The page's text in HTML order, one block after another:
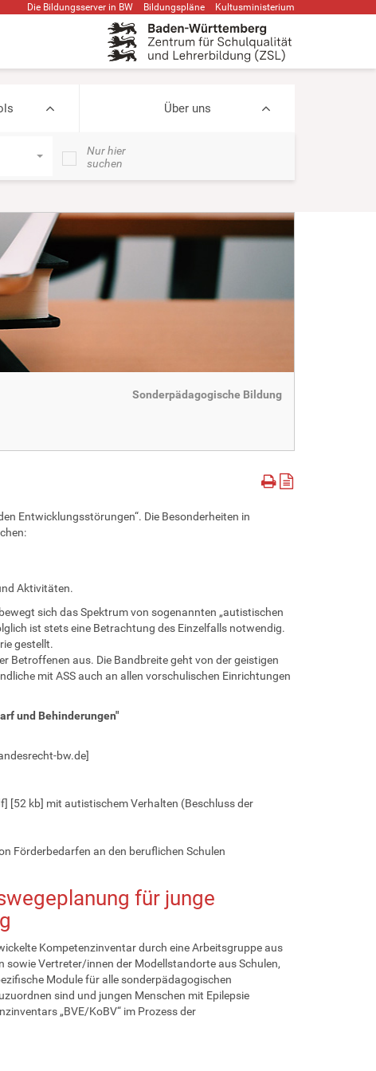
Die Bildungsserver in BW Bildungspläne Kultusministerium
Über uns
Nur hier
suchen
Sonderpädagogische Bildung
Entwicklungsstörungen“. Die Besonderheiten in
Aktivitäten.
sich das Spektrum von sogenannten „autistischen
ist stets eine Betrachtung des Einzelfalls notwendig.
gestellt.
aus. Die Bandbreite geht von der geistigen
mit ASS auch an allen vorschulischen Einrichtungen
und Behinderungen"
bw.de]
[52 kb] mit autistischem Verhalten (Beschluss der
Förderbedarfen an den beruflichen Schulen
für junge
Kompetenzinventar durch eine Arbeitsgruppe aus
Vertreter/innen der Modellstandorte aus Schulen,
Module für alle sonderpädagogischen
sind und jungen Menschen mit Epilepsie
„BVE/KoBV“ im Prozess der